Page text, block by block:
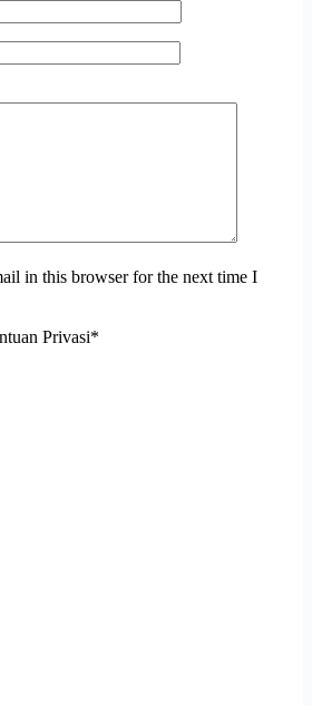
in this browser for the next time I
Privasi*